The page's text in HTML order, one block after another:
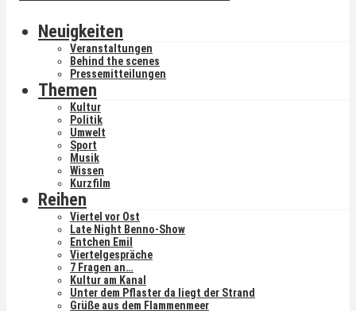
Neuigkeiten
Veranstaltungen
Behind the scenes
Pressemitteilungen
Themen
Kultur
Politik
Umwelt
Sport
Musik
Wissen
Kurzfilm
Reihen
Viertel vor Ost
Late Night Benno-Show
Entchen Emil
Viertelgespräche
7 Fragen an…
Kultur am Kanal
Unter dem Pflaster da liegt der Strand
Grüße aus dem Flammenmeer